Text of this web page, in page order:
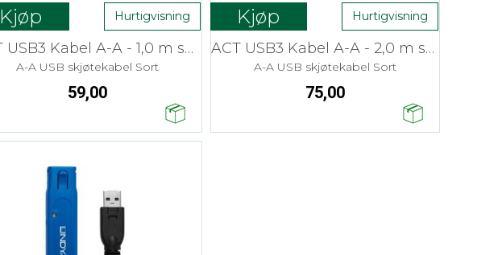
Kjøp Hurtigvisning
ACT USB3 Kabel A-A - 1,0 m skjøt
A-A USB skjøtekabel Sort
59,00
Kjøp Hurtigvisning
ACT USB3 Kabel A-A - 2,0 m skjøt
A-A USB skjøtekabel Sort
75,00